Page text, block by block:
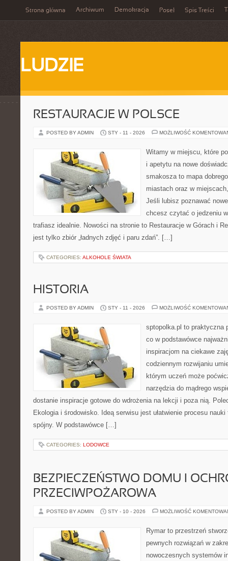
Strona główna Archiwum Demokracja Poseł Spis Treści
LUDZIE
RESTAURACJE W POLSCE
POSTED BY ADMIN STY - 11 - 2026 MOŻLIWOŚĆ
Witamy w miejscu, które
i apetytu na nowe
smakosza to mapa
miastach oraz w
Jeśli lubisz poznawać
chcesz czytać o jedzeniu
trafiasz idealnie. Nowości na stronie to Restauracje w Górach i
jest tylko zbiór „ładnych zdjęć i paru zdań”. […]
CATEGORIES: ALKOHOLE ŚWIATA
HISTORIA
POSTED BY ADMIN STY - 11 - 2026 MOŻLIWOŚĆ
sptopolka.pl to praktyczna
co w podstawówce
inspiracjom na ciekawe
codziennym rozwijaniu
którym uczeń może
narzędzia do mądrego
dostanie inspiracje gotowe do wdrożenia na lekcji i poza nią.
Ekologia i środowisko. Ideą serwisu jest ułatwienie procesu
spójny. W podstawówce […]
CATEGORIES: LODOWCE
BEZPIECZEŃSTWO DOMU I
PRZECIWPOŻAROWA
POSTED BY ADMIN STY - 10 - 2026 MOŻLIWOŚĆ
Rymar to przestrzeń
pewnych rozwiązań w
nowoczesnych systemów